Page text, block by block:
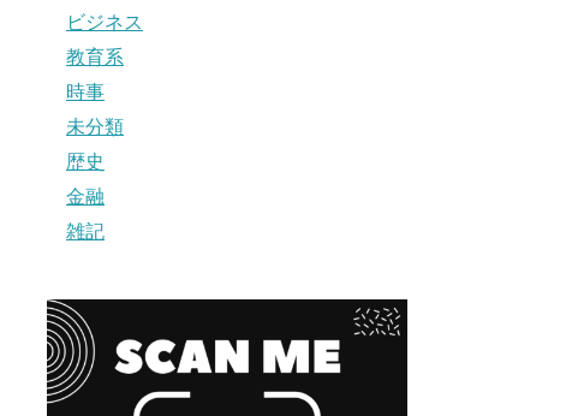
ビジネス
教育系
時事
未分類
歴史
金融
雑記